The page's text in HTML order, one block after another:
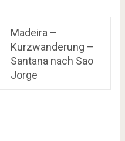
Madeira –
Kurzwanderung –
Santana nach Sao
Jorge